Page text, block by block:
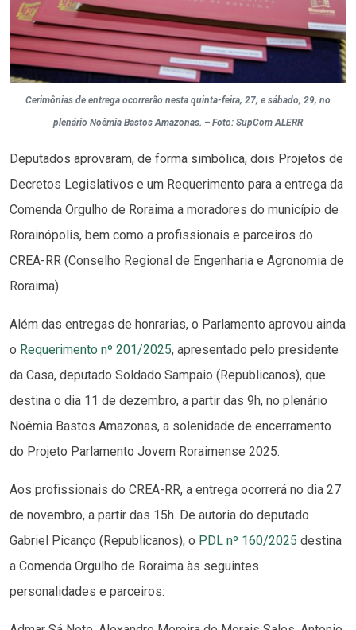
Cerimônias de entrega ocorrerão nesta quinta-feira, 27, e sábado, 29, no
plenário Noêmia Bastos Amazonas. – Foto: SupCom ALERR
Deputados aprovaram, de forma simbólica, dois Projetos de
Decretos Legislativos e um Requerimento para a entrega da
Comenda Orgulho de Roraima a moradores do município de
Rorainópolis, bem como a profissionais e parceiros do
CREA-RR (Conselho Regional de Engenharia e Agronomia de
Roraima).
Além das entregas de honrarias, o Parlamento aprovou ainda
o Requerimento nº 201/2025, apresentado pelo presidente
da Casa, deputado Soldado Sampaio (Republicanos), que
destina o dia 11 de dezembro, a partir das 9h, no plenário
Noêmia Bastos Amazonas, a solenidade de encerramento
do Projeto Parlamento Jovem Roraimense 2025.
Aos profissionais do CREA-RR, a entrega ocorrerá no dia 27
de novembro, a partir das 15h. De autoria do deputado
Gabriel Picanço (Republicanos), o PDL nº 160/2025 destina
a Comenda Orgulho de Roraima às seguintes
personalidades e parceiros: